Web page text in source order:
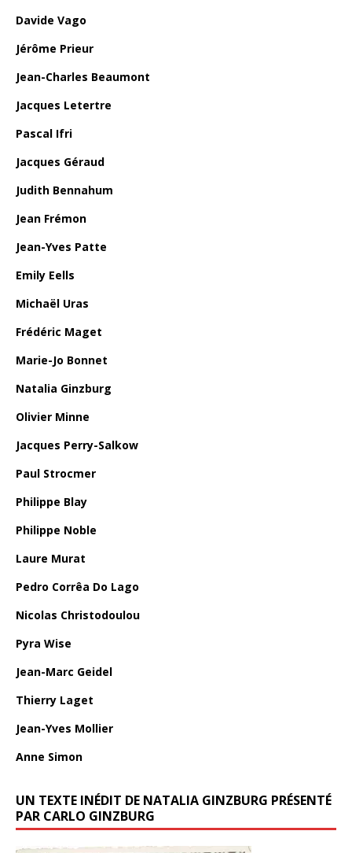
Davide Vago
Jérôme Prieur
Jean-Charles Beaumont
Jacques Letertre
Pascal Ifri
Jacques Géraud
Judith Bennahum
Jean Frémon
Jean-Yves Patte
Emily Eells
Michaël Uras
Frédéric Maget
Marie-Jo Bonnet
Natalia Ginzburg
Olivier Minne
Jacques Perry-Salkow
Paul Strocmer
Philippe Blay
Philippe Noble
Laure Murat
Pedro Corrêa Do Lago
Nicolas Christodoulou
Pyra Wise
Jean-Marc Geidel
Thierry Laget
Jean-Yves Mollier
Anne Simon
UN TEXTE INÉDIT DE NATALIA GINZBURG PRÉSENTÉ
PAR CARLO GINZBURG